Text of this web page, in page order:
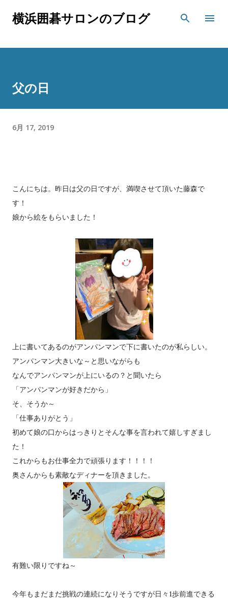
スキップしてメイン コンテンツに移動
横浜囲碁サロンのブログ
父の日
6月 17, 2019
こんにちは。昨日は父の日ですが、満喫させて頂いた藤森で
す！
娘から絵をもらいました！
上に書いてあるのがアンパンマンで下に書いたのが私らしい。
アンパンマン大きいな～と思いながらも
なんでアンパンマンが上にいるの？と聞いたら
「アンパンマンが好きだから」
そ、そうか～
「仕事ありがとう」
初めて娘の口からはっきりとそんな事を言われて嬉しすぎまし
た！
これからもお仕事全力で頑張ります！！！！
奥さんからも素敵なディナーを頂きました。
有難い限りですね～
今年もまだまだ挑戦の連続になりそうですが日々1歩前進できる